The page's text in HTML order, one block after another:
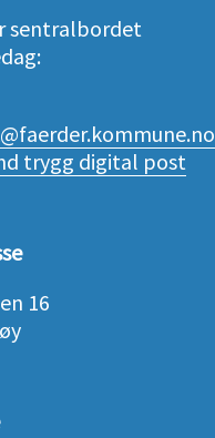
sentralbordet
trygg digital post
16